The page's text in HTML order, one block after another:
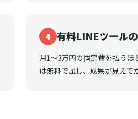
4 有料LINEツール
月1〜3万円の固定費を払う
は無料で試し、成果が見えて